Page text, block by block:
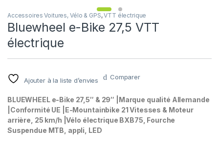
Accessoires Voitures, Vélo & GPS,VTT électrique
Bluewheel e-Bike 27,5 VTT
électrique
Ajouter à la liste d’envies Comparer
BLUEWHEEL e-Bike 27,5″ & 29″ |Marque qualité Allemande
|Conformité UE |E-Mountainbike 21 Vitesses & Moteur
arrière, 25 km/h |Vélo électrique BXB75, Fourche
Suspendue MTB, appli, LED